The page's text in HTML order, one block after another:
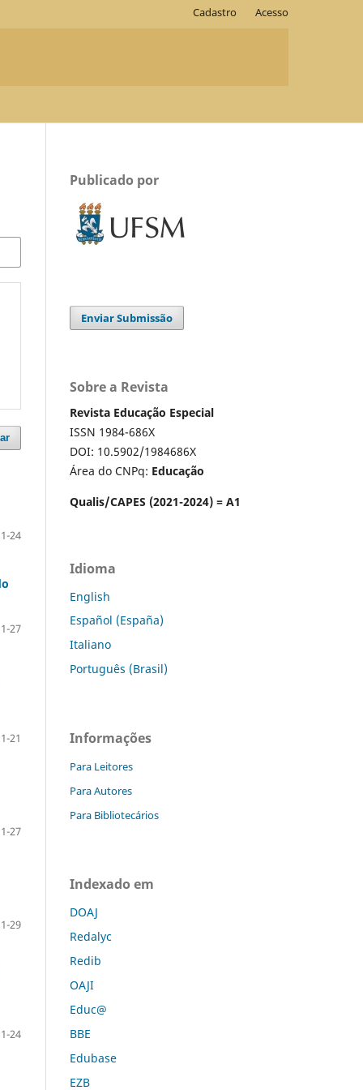
Cadastro Acesso
24
27
21
27
29
24
Publicado por
Enviar Submissão
Sobre a Revista
Revista Educação Especial
ISSN 1984-686X
DOI: 10.5902/1984686X
Área do CNPq: Educação
Qualis/CAPES (2021-2024) = A1
Idioma
English
Español (España)
Italiano
Português (Brasil)
Informações
Para Leitores
Para Autores
Para Bibliotecários
Indexado em
DOAJ
Redalyc
Redib
OAJI
Educ@
BBE
Edubase
EZB